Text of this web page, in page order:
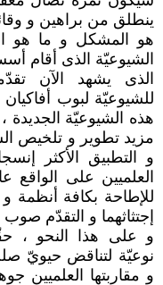
ينطلق من براهين و
هو المشكل و ما هو
الشيوعيّة الذى أقام
الذى يشهد الآن
للشيوعيّة لبوب
هذه الشيوعيّة الجديدة
مزيد تطوير و تلخيص
و التطبيق الأكثر
العلميين على
للإطاحة بكافة أنظمة
إجتثاثهما و التقدّم
و على هذا النحو ،
نوعيّة لتناقض حيويّ
و مقاربتها العلميين